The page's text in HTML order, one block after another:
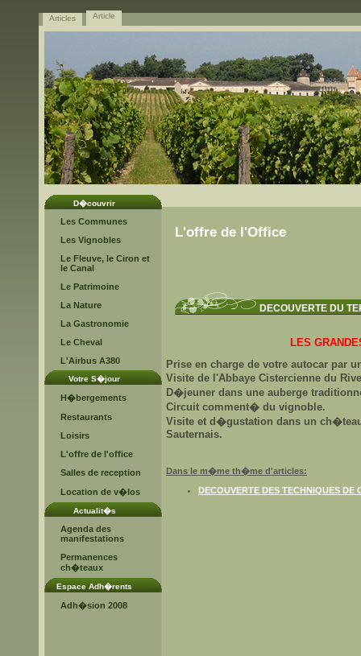
Articles Article
L'offre de l'Office
DECOUVERTE DU
LES
Prise en charge de votre autocar par
Visite de l'Abbaye Cistercienne du
D�jeuner dans une auberge
Circuit comment� du vignoble.
Visite et d�gustation dans un
Sauternais.
Dans le m�me th�me d'articles:
DECOUVERTE DES TECHNIQUES DE
D�couvrir
Les Communes
Les Vignobles
Le Fleuve, le Ciron et
le Canal
Le Patrimoine
La Nature
La Gastronomie
Le Cheval
L'Airbus A380
Votre S�jour
H�bergements
Restaurants
Loisirs
L'offre de l'office
Salles de reception
Location de v�los
Actualit�s
Agenda des
manifestations
Permanences
ch�teaux
Espace Adh�rents
Adh�sion 2008